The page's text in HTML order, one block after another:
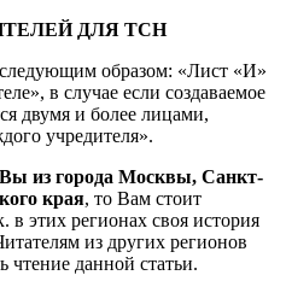
ДЛЯ ТСН
образом: «Лист «И»
в случае если создаваемое
двумя и более лицами,
учредителя».
из города Москвы, Санкт-
края, то Вам стоит
в этих регионах своя история
из других регионов
данной статьи.